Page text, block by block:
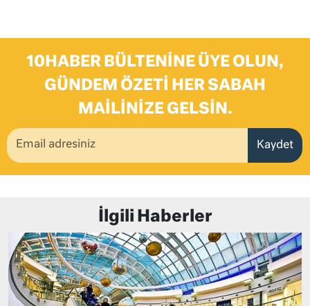
10HABER BÜLTENINE ÜYE OLUN,
GÜNDEM ÖZETI HER SABAH
MAILINIZE GELSIN.
Kaydet
İlgili Haberler